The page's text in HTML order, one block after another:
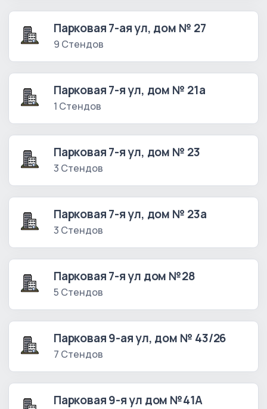
Парковая 7-ая ул, дом № 27
9 Стендов
Парковая 7-я ул, дом № 21а
1 Стендов
Парковая 7-я ул, дом № 23
3 Стендов
Парковая 7-я ул, дом № 23а
3 Стендов
Парковая 7-я ул дом №28
5 Стендов
Парковая 9-ая ул, дом № 43/26
7 Стендов
Парковая 9-я ул дом №41А